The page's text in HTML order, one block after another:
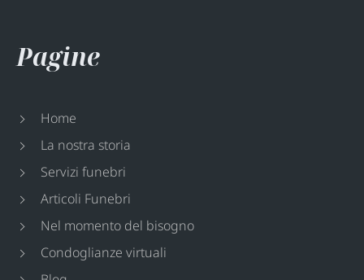
Pagine
Home
La nostra storia
Servizi funebri
Articoli Funebri
Nel momento del bisogno
Condoglianze virtuali